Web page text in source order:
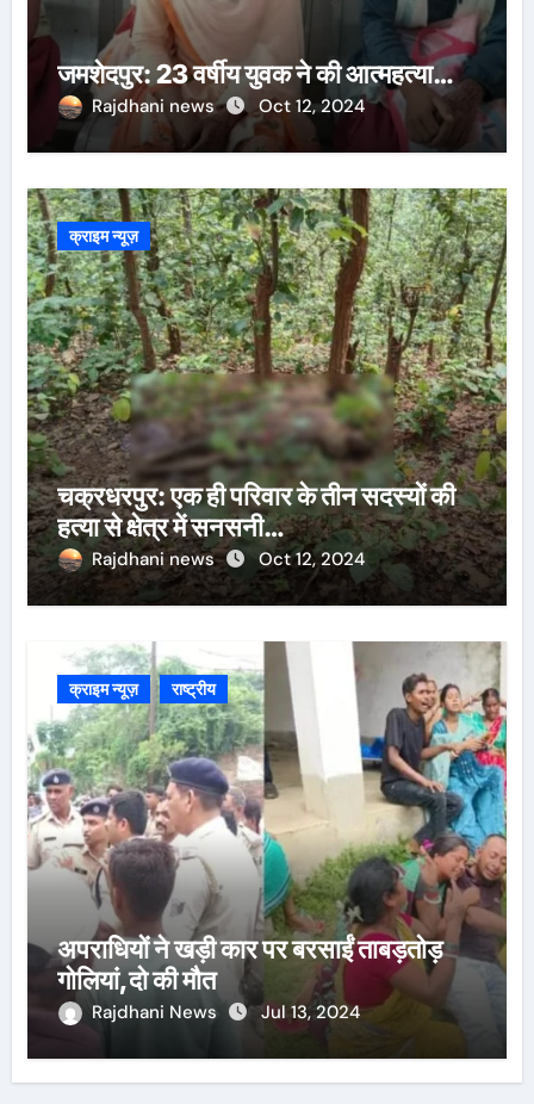
जमशेदपुर: 23 वर्षीय युवक ने की आत्महत्या…
Rajdhani news Oct 12, 2024
क्राइम न्यूज़
चक्रधरपुर: एक ही परिवार के तीन सदस्यों की
हत्या से क्षेत्र में सनसनी…
Rajdhani news Oct 12, 2024
क्राइम न्यूज़ राष्ट्रीय
अपराधियों ने खड़ी कार पर बरसाईं ताबड़तोड़
गोलियां,दो की मौत
Rajdhani News Jul 13, 2024